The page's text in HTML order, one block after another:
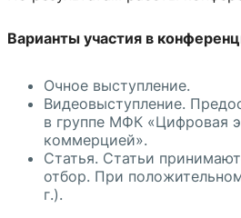
Варианты участия в
Очное выступление.
Видеовыступление.
в группе МФК «Цифровая
коммерцией».
Статья. Статьи
отбор. При
г.).